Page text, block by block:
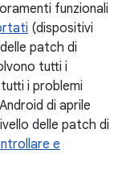
funzionali
(dispositivi
patch di
tutti i
i problemi
di aprile
delle patch di
e